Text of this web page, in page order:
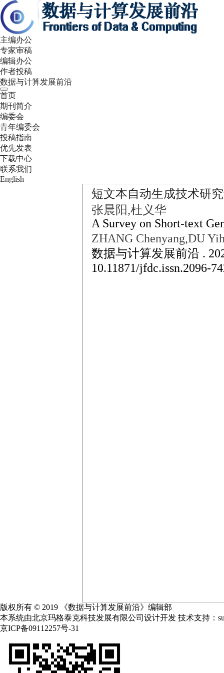
主编办公
专家审稿
编辑办公
作者投稿
数据与计算发展前沿
首页
期刊简介
编委会
青年编委会
投稿指南
优先发表
下载中心
联系我们
English
短文本自动生成技术研
张晨阳,杜义华
A Survey on Short-text
ZHANG Chenyang,DU
数据与计算发展前沿 .
10.11871/jfdc.issn.2096-
版权所有 © 2019 《数据与计算发展前沿》编辑部
本系统由北京玛格泰克科技发展有限公司设计开发 技术支持：
京ICP备09112257号-31